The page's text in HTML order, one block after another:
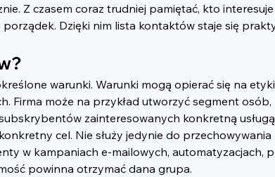
Z czasem coraz trudniej pamiętać, kto
Dzięki nim lista kontaktów staje się
warunki. Warunki mogą opierać się na
Firma może na przykład utworzyć segment
zainteresowanych konkretną
cel. Nie służy jedynie do
w kampaniach e-mailowych,
powinna otrzymać dana grupa.